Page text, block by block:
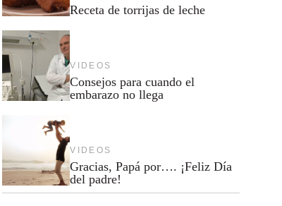
Receta de torrijas de leche
VIDEOS
Consejos para cuando el
embarazo no llega
VIDEOS
Gracias, Papá por…. ¡Feliz Día
del padre!